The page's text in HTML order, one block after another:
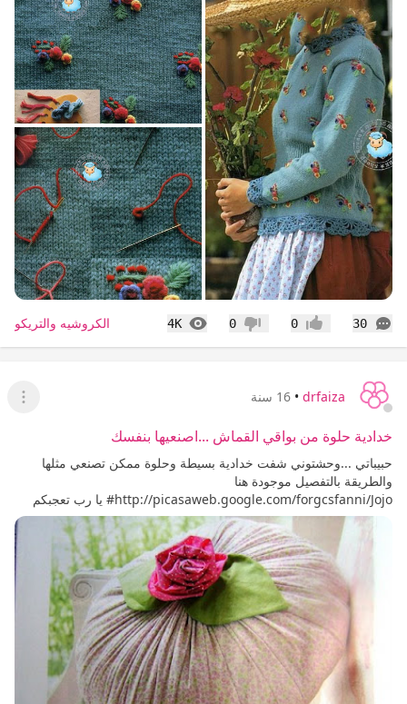
30
التعليقات إعجاب0 عدم إعجاب
0
4K
المشاهدات الكروشيه والتريكو
drfaiza
• 16 سنة
عرض
خدادية حلوة من بواقي القماش ...اصنعيها بنفسك
حبيباتي ...وحشتوني شفت خدادية بسيطة وحلوة ممكن تصنعي مثلها
والطريقة بالتفصيل موجودة هنا
http://picasaweb.google.com/forgcsfanni/Jojo# يا رب تعجبكم